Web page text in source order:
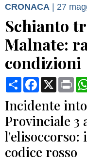
CRONACA | 27
Schianto
Malnate:
condizioni
CondividiFacebook
X
Incidente
Provinciale 3
l'elisoccorso:
codice rosso